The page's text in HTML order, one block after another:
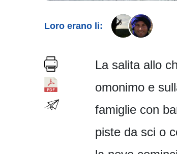
Loro erano li:
La salita allo
omonimo e
famiglie con
piste da sci o